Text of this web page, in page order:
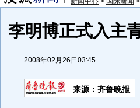
李明博正式入主
2008年02月26日03:45
来源：齐鲁晚报